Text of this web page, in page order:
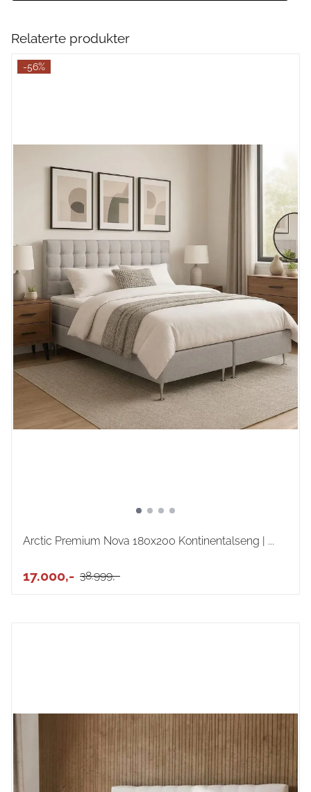
Relaterte produkter
-56%
Arctic Premium Nova 180x200 Kontinentalseng | ...
17.000,- 38.999,-